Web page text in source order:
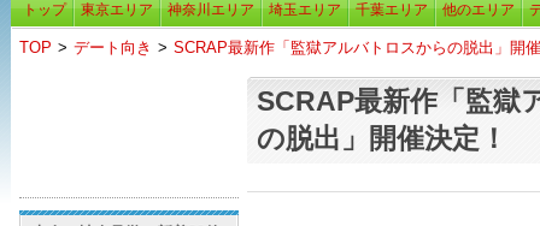
トップ 東京エリア 神奈川エリア 埼玉エリア 千葉エリア 他のエリア
TOP > デート向き > SCRAP最新作「監獄アルバトロスからの脱出」開
SCRAP最新作「監獄
の脱出」開催決定！